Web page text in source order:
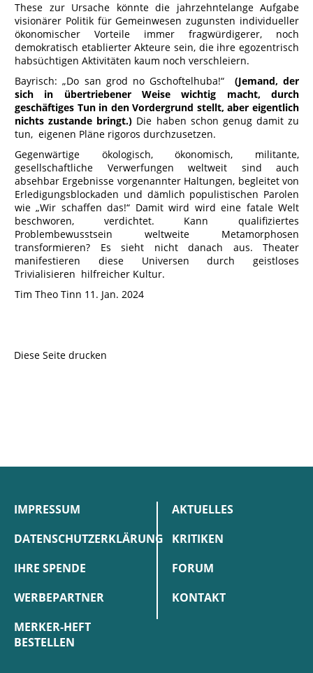
These zur Ursache könnte die jahrzehntelange Aufgabe
visionärer Politik für Gemeinwesen zugunsten individueller
ökonomischer Vorteile immer fragwürdigerer, noch
demokratisch etablierter Akteure sein, die ihre egozentrisch
habsüchtigen Aktivitäten kaum noch verschleiern.
Bayrisch: „Do san grod no Gschoftelhuba!“ (Jemand, der
sich in übertriebener Weise wichtig macht, durch
geschäftiges Tun in den Vordergrund stellt, aber eigentlich
nichts zustande bringt.) Die haben schon genug damit zu
tun, eigenen Pläne rigoros durchzusetzen.
Gegenwärtige ökologisch, ökonomisch, militante,
gesellschaftliche Verwerfungen weltweit sind auch
absehbar Ergebnisse vorgenannter Haltungen, begleitet von
Erledigungsblockaden und dämlich populistischen Parolen
wie „Wir schaffen das!“ Damit wird wird eine fatale Welt
beschworen, verdichtet. Kann qualifiziertes
Problembewusstsein weltweite Metamorphosen
transformieren? Es sieht nicht danach aus. Theater
manifestieren diese Universen durch geistloses
Trivialisieren hilfreicher Kultur.
Tim Theo Tinn 11. Jan. 2024
Diese Seite drucken
IMPRESSUM
DATENSCHUTZERKLÄRUNG
IHRE SPENDE
WERBEPARTNER
MERKER-HEFT
BESTELLEN
AKTUELLES
KRITIKEN
FORUM
KONTAKT